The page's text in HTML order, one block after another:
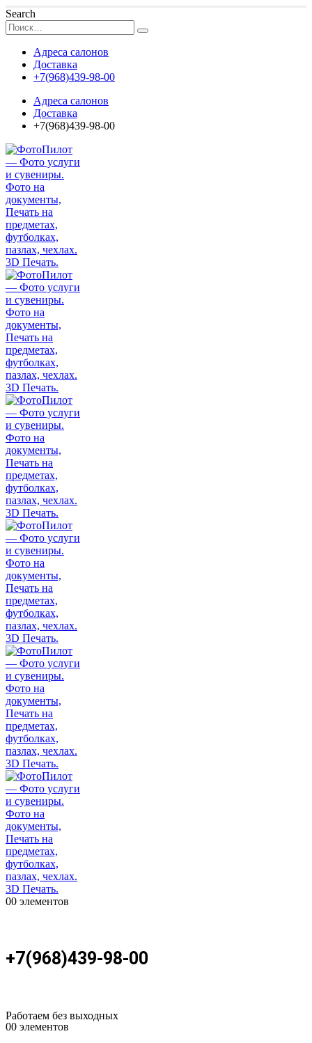
Search
Адреса салонов
Доставка
+7(968)439-98-00
Адреса салонов
Доставка
+7(968)439-98-00
00 элементов
+7(968)439-98-00
Работаем без выходных
00 элементов